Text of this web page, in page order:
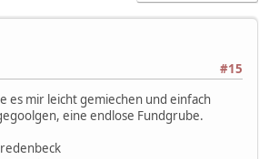
#15
es mir leicht gemiechen und einfach
eine endlose Fundgrube.